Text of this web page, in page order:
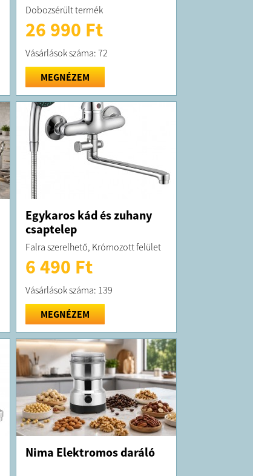
idő a helytől, a hőmérséklettől, az
A tényleges idő eltérő lehet.
hogy meghosszabbítsa
napelem
maximum 10 munkanapon belül
a Big Buy Kft.
13-09-208535
Petőfi utca 16
Dobozsérült termék
26 990 Ft
Vásárlások száma: 72
MEGNÉZEM
Egykaros kád és zuhany
csaptelep
Falra szerelhető, Krómozott felület
6 490 Ft
Vásárlások száma: 139
MEGNÉZEM
Nima Elektromos daráló